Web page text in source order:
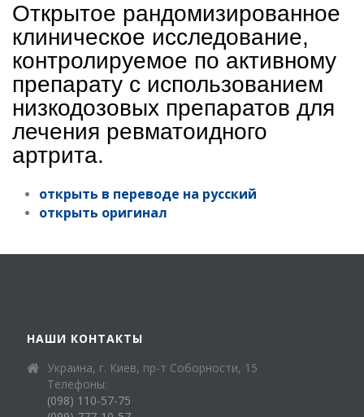
Открытое рандомизированное
клиническое исследование,
контролируемое по активному
препарату с использованием
низкодозовых препаратов для
лечения ревматоидного
артрита.
открыть в переводе на русский
открыть оригинал
НАШИ КОНТАКТЫ
Украина, г. Киев, пр-т Соборности, 15
Телефоны:
(098) 110-57-75